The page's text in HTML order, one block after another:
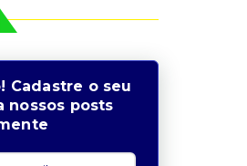
Cadastre o seu
nossos posts